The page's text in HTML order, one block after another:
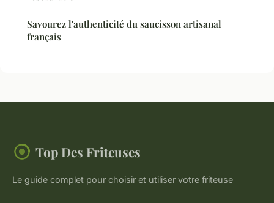
Savourez l'authenticité du saucisson artisanal
français
Top Des Friteuses
Le guide complet pour choisir et utiliser votre friteuse